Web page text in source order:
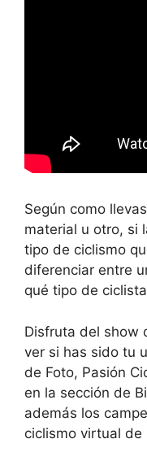
Según como
material u otro, si
tipo de ciclismo
diferenciar entre
qué tipo de
Disfruta del show
ver si has sido tu
de Foto, Pasión
en la sección de
además los
ciclismo virtual de